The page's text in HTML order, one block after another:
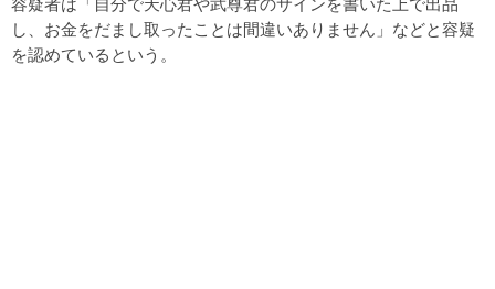
容疑者は「自分で天心君や武尊君のサインを書いた上で出品
し、お金をだまし取ったことは間違いありません」などと容疑
を認めているという。